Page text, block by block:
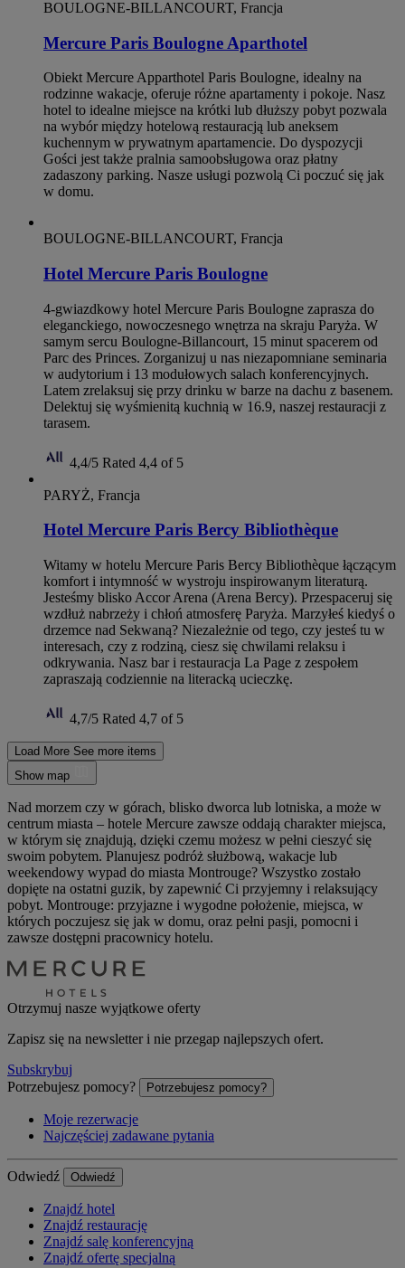
BOULOGNE-BILLANCOURT, Francja
Mercure Paris Boulogne Aparthotel
Obiekt Mercure Apparthotel Paris Boulogne, idealny na
rodzinne wakacje, oferuje różne apartamenty i pokoje. Nasz
hotel to idealne miejsce na krótki lub dłuższy pobyt pozwala
na wybór między hotelową restauracją lub aneksem
kuchennym w prywatnym apartamencie. Do dyspozycji
Gości jest także pralnia samoobsługowa oraz płatny
zadaszony parking. Nasze usługi pozwolą Ci poczuć się jak
w domu.
BOULOGNE-BILLANCOURT, Francja
Hotel Mercure Paris Boulogne
4-gwiazdkowy hotel Mercure Paris Boulogne zaprasza do
eleganckiego, nowoczesnego wnętrza na skraju Paryża. W
samym sercu Boulogne-Billancourt, 15 minut spacerem od
Parc des Princes. Zorganizuj u nas niezapomniane seminaria
w audytorium i 13 modułowych salach konferencyjnych.
Latem zrelaksuj się przy drinku w barze na dachu z basenem.
Delektuj się wyśmienitą kuchnią w 16.9, naszej restauracji z
tarasem.
4,4/5 Rated 4,4 of 5
PARYŻ, Francja
Hotel Mercure Paris Bercy Bibliothèque
Witamy w hotelu Mercure Paris Bercy Bibliothèque łączącym
komfort i intymność w wystroju inspirowanym literaturą.
Jesteśmy blisko Accor Arena (Arena Bercy). Przespaceruj się
wzdłuż nabrzeży i chłoń atmosferę Paryża. Marzyłeś kiedyś o
drzemce nad Sekwaną? Niezależnie od tego, czy jesteś tu w
interesach, czy z rodziną, ciesz się chwilami relaksu i
odkrywania. Nasz bar i restauracja La Page z zespołem
zapraszają codziennie na literacką ucieczkę.
4,7/5 Rated 4,7 of 5
Load More See more items
Show map
Nad morzem czy w górach, blisko dworca lub lotniska, a może w
centrum miasta – hotele Mercure zawsze oddają charakter miejsca,
w którym się znajdują, dzięki czemu możesz w pełni cieszyć się
swoim pobytem. Planujesz podróż służbową, wakacje lub
weekendowy wypad do miasta Montrouge? Wszystko zostało
dopięte na ostatni guzik, by zapewnić Ci przyjemny i relaksujący
pobyt. Montrouge: przyjazne i wygodne położenie, miejsca, w
których poczujesz się jak w domu, oraz pełni pasji, pomocni i
zawsze dostępni pracownicy hotelu.
Otrzymuj nasze wyjątkowe oferty
Zapisz się na newsletter i nie przegap najlepszych ofert.
Subskrybuj
Potrzebujesz pomocy?
Potrzebujesz pomocy?
Moje rezerwacje
Najczęściej zadawane pytania
Odwiedź Odwiedź
Znajdź hotel
Znajdź restaurację
Znajdź salę konferencyjną
Znajdź ofertę specjalną